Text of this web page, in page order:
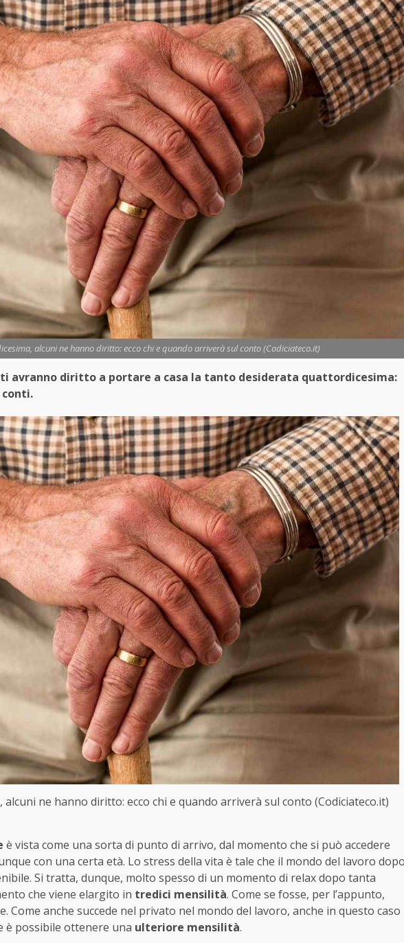
alcuni ne hanno diritto: ecco chi e quando arriverà sul conto (Codiciateco.it)
avranno diritto a portare a casa la tanto desiderata quattordicesima:
conti.
ne hanno diritto: ecco chi e quando arriverà sul conto (Codiciateco.it)
è vista come una sorta di punto di arrivo, dal momento che si può accedere
con una certa età. Lo stress della vita è tale che il mondo del lavoro
Si tratta, dunque, molto spesso di un momento di relax dopo tanta
che viene elargito in tredici mensilità. Come se fosse, per l’appunto,
Come anche succede nel privato nel mondo del lavoro, anche in questo caso
è possibile ottenere una ulteriore mensilità.